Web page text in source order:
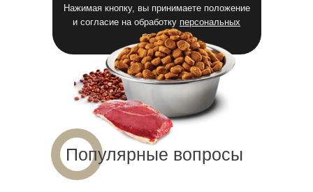
Нажимая кнопку, вы принимаете положение
и согласие на обработку персональных
данных
Популярные вопросы